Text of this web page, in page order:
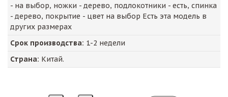
- на выбор, ножки - дерево, подлокотники - есть, спинка
- дерево, покрытие - цвет на выбор Есть эта модель в
других размерах
Срок производства: 1-2 недели
Страна: Китай.